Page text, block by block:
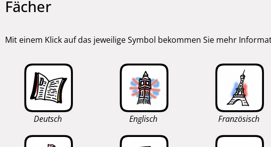
Fächer
Mit einem Klick auf das jeweilige Symbol bekommen Sie mehr
Deutsch Englisch Französisch